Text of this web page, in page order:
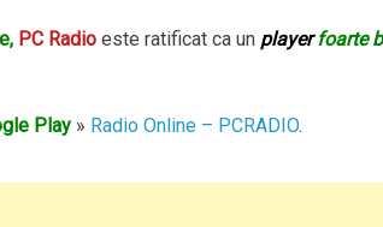
PC Radioeste ratificat ca un playerfoarte
Play» Radio Online – PCRADIO.